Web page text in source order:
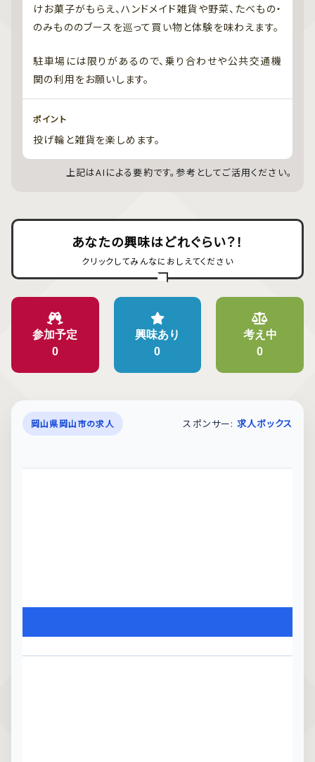
けお菓子がもらえ、ハンドメイド雑貨や野菜、たべもの・
のみもののブースを巡って買い物と体験を味わえます。
駐車場には限りがあるので、乗り合わせや公共交通機
関の利用をお願いします。
ポイント
投げ輪と雑貨を楽しめます。
上記はAIによる要約です。参考としてご活用ください。
あなたの興味はどれぐらい？！
クリックしてみんなにおしえてください
参加予定
0
興味あり
0
考え中
0
岡山県岡山市の求人 スポンサー: 求人ボックス